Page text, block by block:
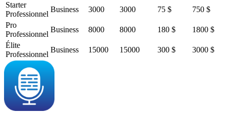
Starter
Professionnel
Business 3000 3000 75 $
750 $
Pro
Professionnel
Business 8000 8000 180 $
1800 $
Élite
Professionnel
Business 15000 15000 300 $ 3000 $